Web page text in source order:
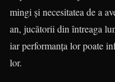
mingi și necesitatea de a
an, jucătorii din întreaga
iar performanța lor poate
lor.